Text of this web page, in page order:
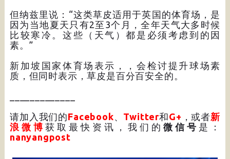
但纳兹里说：“这类草皮适用于英国的体育场，是
因为当地夏天只有2至3个月，全年天气大多时候
比较寒冷。这些（天气）都是必须考虑到的因
素。”
新加坡国家体育场表示，，会检讨提升球场素
质，但同时表示，草皮是百分百安全的。
请加入我们的Facebook、 Twitter和G+ ，或者新
浪微博 获取最快资讯，我们的微信号 是：
nanyangpost